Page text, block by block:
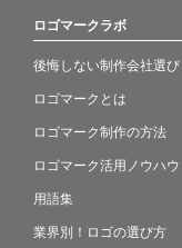
ロゴマークラボ
後悔しない制作会社選び
ロゴマークとは
ロゴマーク制作の方法
ロゴマーク活用ノウハウ
用語集
業界別！ロゴの選び方